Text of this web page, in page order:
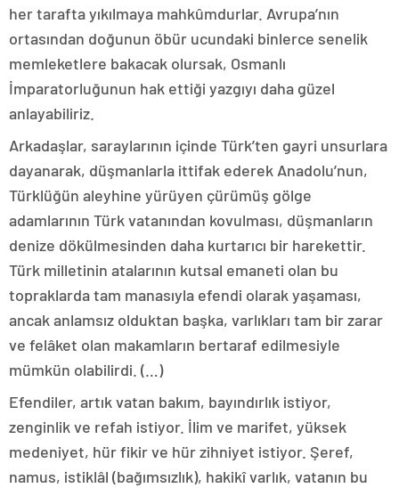
her tarafta yıkılmaya mahkûmdurlar. Avrupa’nın
ortasından doğunun öbür ucundaki binlerce senelik
memleketlere bakacak olursak, Osmanlı
İmparatorluğunun hak ettiği yazgıyı daha güzel
anlayabiliriz.
Arkadaşlar, saraylarının içinde Türk’ten gayri unsurlara
dayanarak, düşmanlarla ittifak ederek Anadolu’nun,
Türklüğün aleyhine yürüyen çürümüş gölge
adamlarının Türk vatanından kovulması, düşmanların
denize dökülmesinden daha kurtarıcı bir harekettir.
Türk milletinin atalarının kutsal emaneti olan bu
topraklarda tam manasıyla efendi olarak yaşaması,
ancak anlamsız olduktan başka, varlıkları tam bir zarar
ve felâket olan makamların bertaraf edilmesiyle
mümkün olabilirdi. (…)
Efendiler, artık vatan bakım, bayındırlık istiyor,
zenginlik ve refah istiyor. İlim ve marifet, yüksek
medeniyet, hür fikir ve hür zihniyet istiyor. Şeref,
namus, istiklâl (bağımsızlık), hakikî varlık, vatanın bu